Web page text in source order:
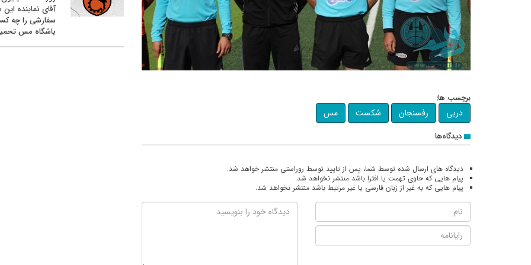
برچسب ها:
دربی رفسنجان شکست مس
دیدگاه‌ها
دیدگاه های ارسال شده توسط شما، پس از تایید توسط روراستی منتشر خواهد شد.
پیام هایی که حاوی تهمت یا افترا باشد منتشر نخواهد شد.
پیام هایی که به غیر از زبان فارسی یا غیر مرتبط باشد منتشر نخواهد شد.
آقای نماینده این
سفارشی را چه
باشگاه مس